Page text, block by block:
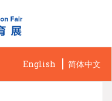
English 简体中文